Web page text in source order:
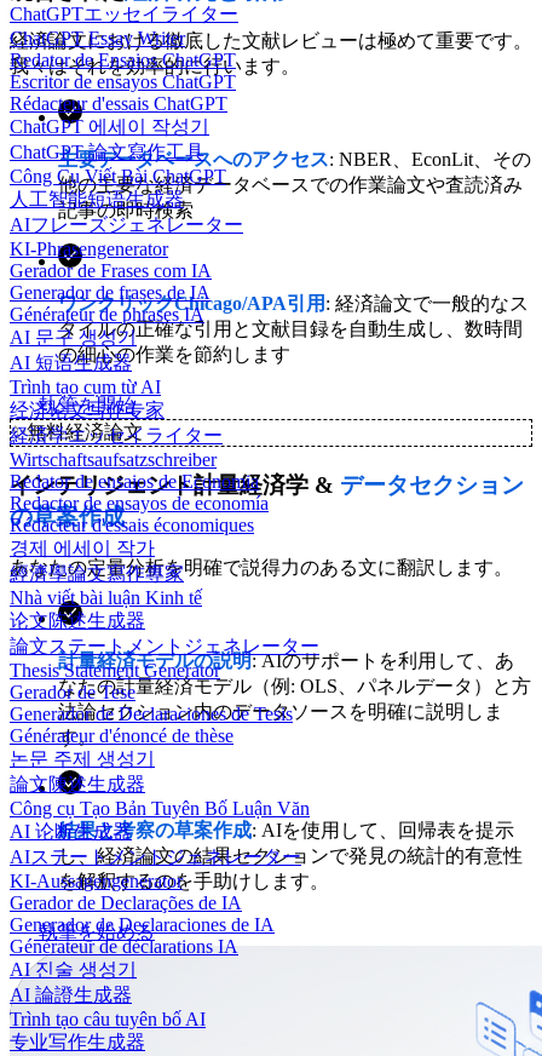
ChatGPTエッセイライター
ChatGPT Essay Writer
Redator de Ensaios ChatGPT
Escritor de ensayos ChatGPT
Rédacteur d'essais ChatGPT
ChatGPT 에세이 작성기
ChatGPT 論文寫作工具
Công Cụ Viết Bài ChatGPT
人工智能短语生成器
AIフレーズジェネレーター
KI-Phrasengenerator
Gerador de Frases com IA
Generador de frases de IA
Générateur de phrases IA
AI 문구 생성기
AI 短语生成器
Trình tạo cụm từ AI
经济论文写作专家
経済学エッセイライター
Wirtschaftsaufsatzschreiber
Redator de ensaios de Economia
Redactor de ensayos de economía
Rédacteur d'essais économiques
경제 에세이 작가
經濟學論文寫作專家
Nhà viết bài luận Kinh tế
论文陈述生成器
論文ステートメントジェネレーター
Thesis Statement Generator
Gerador de Tese
Generador de Declaraciones de Tesis
Générateur d'énoncé de thèse
논문 주제 생성기
論文陳述生成器
Công cụ Tạo Bản Tuyên Bố Luận Văn
AI 论断生成器
AIステートメントジェネレーター
KI-Aussagengenerator
Gerador de Declarações de IA
Generador de Declaraciones de IA
Générateur de déclarations IA
AI 진술 생성기
AI 論證生成器
Trình tạo câu tuyên bố AI
专业写作生成器
経済論文における徹底した文献レビューは極めて重要です。
我々はそれを効率的に行います。
主要データベースへのアクセス: NBER、EconLit、その
他の主要な経済データベースでの作業論文や査読済み
記事の即時検索
ワンクリックChicago/APA引用 : 経済論文で一般的なス
タイルの正確な引用と文献目録を自動生成し、数時間
の細心の作業を節約します
執筆を開始
✨無料経済論文
インテリジェント計量経済学 & データセクション
の草案作成
あなたの定量分析を明確で説得力のある文に翻訳します。
計量経済モデルの説明: AIのサポートを利用して、あ
なたの計量経済モデル（例: OLS、パネルデータ）と方
法論セクション内のデータソースを明確に説明しま
す。
結果と考察の草案作成: AIを使用して、回帰表を提示
し、経済論文の結果セクションで発見の統計的有意性
を解釈するのを手助けします。
執筆を始める